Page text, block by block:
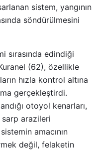
sistem, yangının
söndürülmesini
sırasında edindiği
(62), özellikle
hızla kontrol altına
gerçekleştirdi.
otoyol kenarları,
arazileri
amacının
değil, felaketin